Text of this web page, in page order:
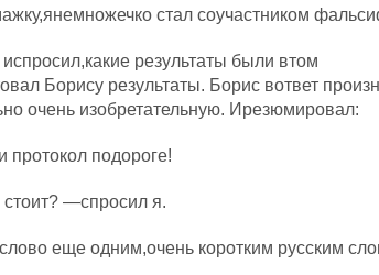
стал соучастником
результаты были втом
Борису результаты. Борис вответ
очень изобретательную. Ирезюмировал:
подороге!
—спросил я.
еще одним,очень коротким русским